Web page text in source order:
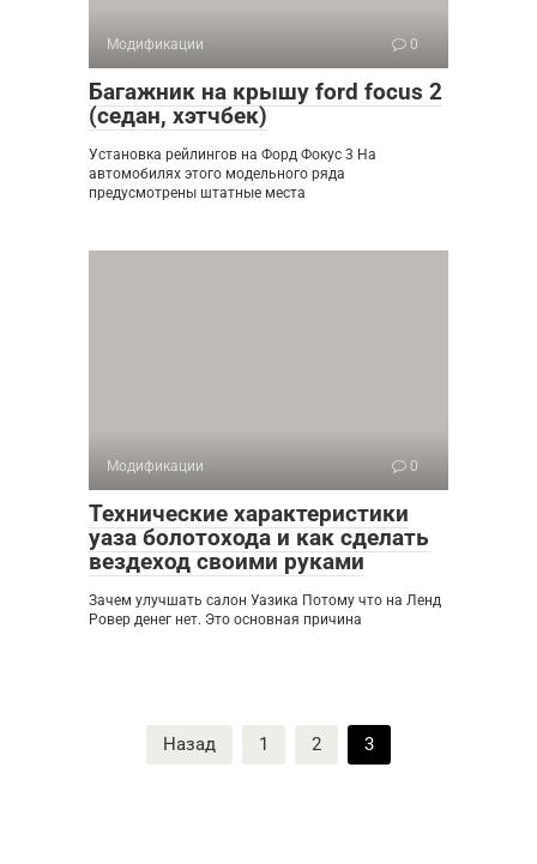
Модификации 0
Багажник на крышу ford focus 2
(седан, хэтчбек)
Установка рейлингов на Форд Фокус 3 На
автомобилях этого модельного ряда
предусмотрены штатные места
Модификации 0
Технические характеристики
уаза болотохода и как сделать
вездеход своими руками
Зачем улучшать салон Уазика Потому что на Ленд
Ровер денег нет. Это основная причина
Назад 1 2 3